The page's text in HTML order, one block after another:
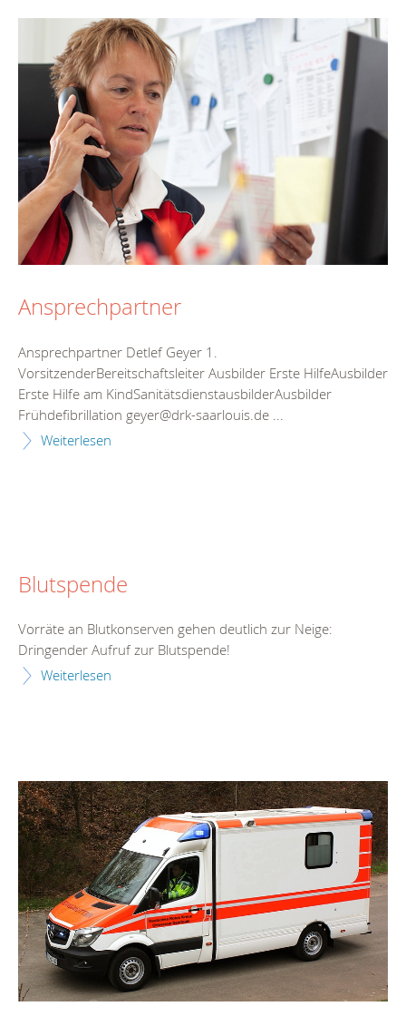
Ansprechpartner
Ansprechpartner Detlef Geyer 1.
VorsitzenderBereitschaftsleiter Ausbilder Erste HilfeAusbilder
Erste Hilfe am KindSanitätsdienstausbilderAusbilder
Frühdefibrillation geyer@drk-saarlouis.de ...
Weiterlesen
Blutspende
Vorräte an Blutkonserven gehen deutlich zur Neige:
Dringender Aufruf zur Blutspende!
Weiterlesen